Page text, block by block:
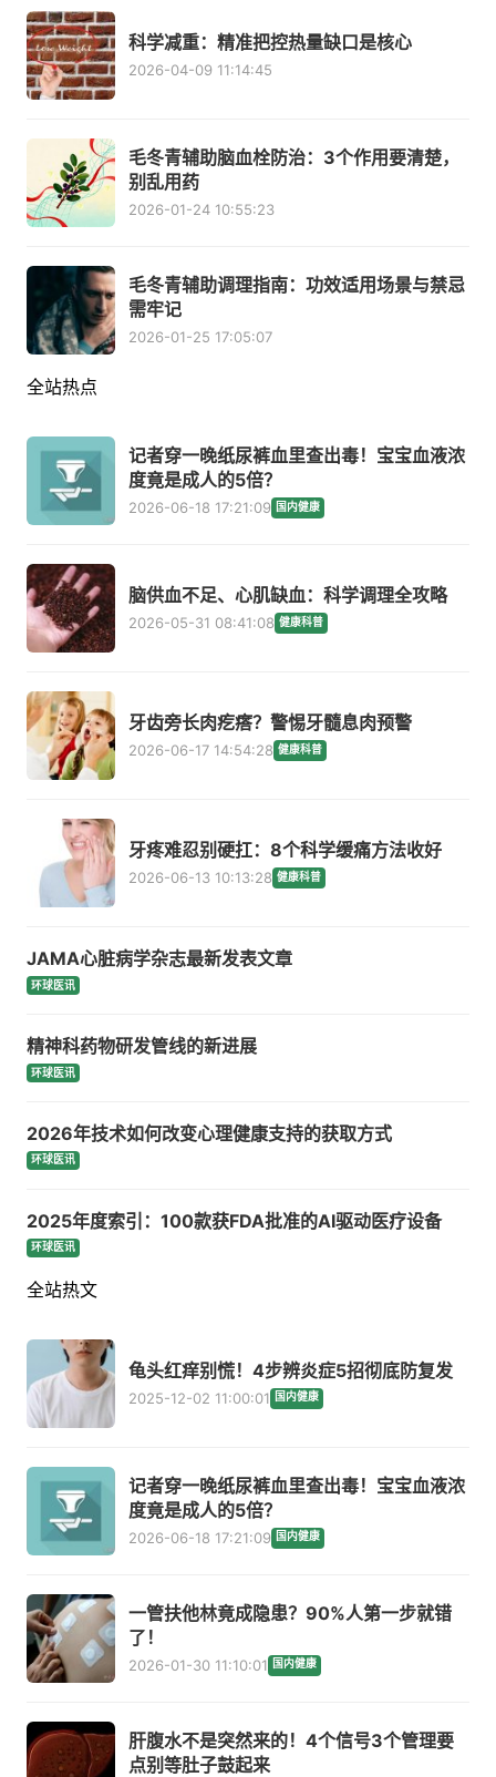
科学减重：精准把控热量缺口是核心
2026-04-09 11:14:45
毛冬青辅助脑血栓防治：3个作用要清楚，
别乱用药
2026-01-24 10:55:23
毛冬青辅助调理指南：功效适用场景与禁忌
需牢记
2026-01-25 17:05:07
全站热点
记者穿一晚纸尿裤血里查出毒！宝宝血液浓
度竟是成人的5倍？
2026-06-18 17:21:09 国内健康
脑供血不足、心肌缺血：科学调理全攻略
2026-05-31 08:41:08 健康科普
牙齿旁长肉疙瘩？警惕牙髓息肉预警
2026-06-17 14:54:28 健康科普
牙疼难忍别硬扛：8个科学缓痛方法收好
2026-06-13 10:13:28 健康科普
JAMA心脏病学杂志最新发表文章
环球医讯
精神科药物研发管线的新进展
环球医讯
2026年技术如何改变心理健康支持的获取方式
环球医讯
2025年度索引：100款获FDA批准的AI驱动医疗设备
环球医讯
全站热文
龟头红痒别慌！4步辨炎症5招彻底防复发
2025-12-02 11:00:01 国内健康
记者穿一晚纸尿裤血里查出毒！宝宝血液浓
度竟是成人的5倍？
2026-06-18 17:21:09 国内健康
一管扶他林竟成隐患？90%人第一步就错
了！
2026-01-30 11:10:01 国内健康
肝腹水不是突然来的！4个信号3个管理要
点别等肚子鼓起来